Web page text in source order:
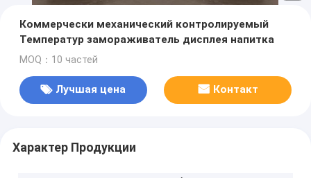
Коммерчески механический контролируемый
Температур замораживатель дисплея напитка
MOQ：10 частей
Лучшая цена Контакт
Характер Продукции